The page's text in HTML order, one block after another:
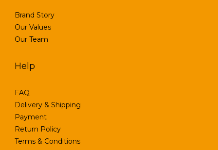
Brand Story
Our Values
Our Team
Help
FAQ
Delivery & Shipping
Payment
Return Policy
Terms & Conditions